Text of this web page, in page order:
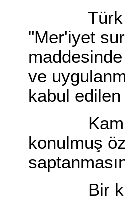
Türk
"Mer'iyet
ve
kabul
Kamu
konulmuş
Bir